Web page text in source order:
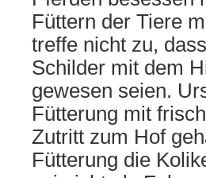
Füttern der Tiere
treffe nicht zu,
Schilder mit dem
gewesen seien.
Fütterung mit
Zutritt zum Hof
Fütterung die